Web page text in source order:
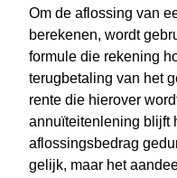
Om de aflossing van
berekenen, wordt
formule die rekening
terugbetaling van het
rente die hierover
annuïteitenlening blijft
aflossingsbedrag
gelijk, maar het